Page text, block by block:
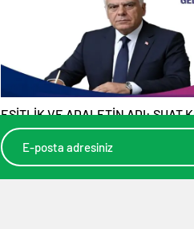
EŞİTLİK VE ADALETİN ADI: SUAT